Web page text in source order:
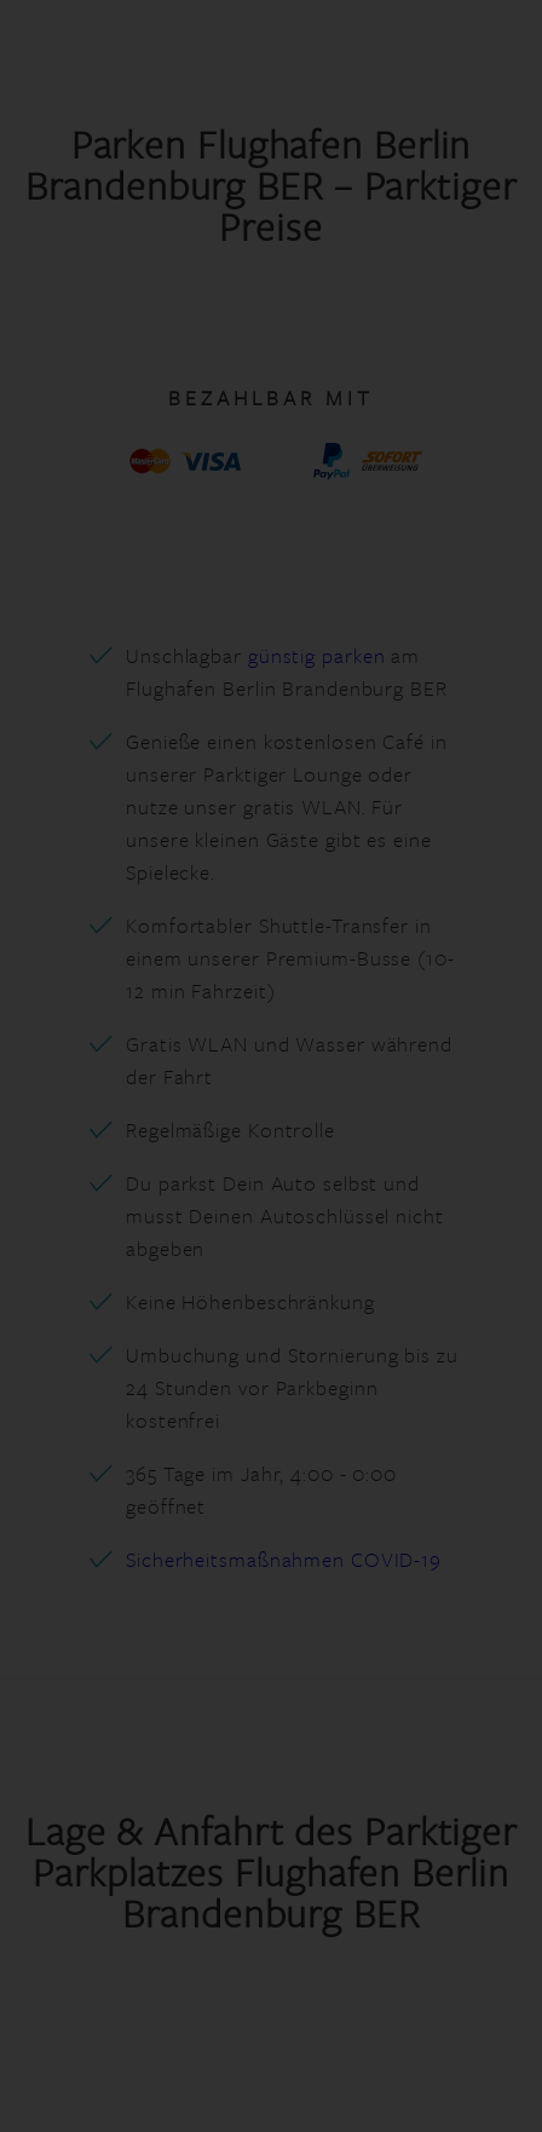
Parken Flughafen Berlin
Brandenburg BER – Parktiger
Preise
BEZAHLBAR MIT
Unschlagbar günstig parken am
Flughafen Berlin Brandenburg BER
Genieße einen kostenlosen Café in
unserer Parktiger Lounge oder
nutze unser gratis WLAN. Für
unsere kleinen Gäste gibt es eine
Spielecke.
Komfortabler Shuttle-Transfer in
einem unserer Premium-Busse (10-
12 min Fahrzeit)
Gratis WLAN und Wasser während
der Fahrt
Regelmäßige Kontrolle
Du parkst Dein Auto selbst und
musst Deinen Autoschlüssel nicht
abgeben
Keine Höhenbeschränkung
Umbuchung und Stornierung bis zu
24 Stunden vor Parkbeginn
kostenfrei
365 Tage im Jahr, 4:00 - 0:00
geöffnet
Sicherheitsmaßnahmen COVID-19
Lage & Anfahrt des Parktiger
Parkplatzes Flughafen Berlin
Brandenburg BER